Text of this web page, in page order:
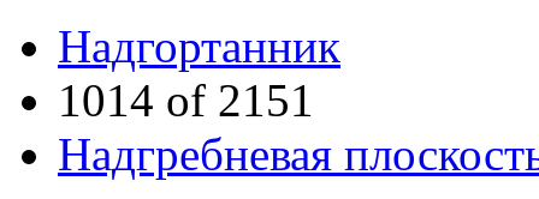
Надгортанник
1014 of 2151
Надгребневая